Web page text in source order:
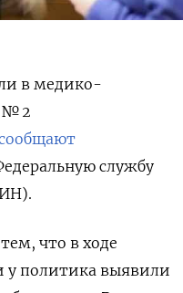
в медико-
№ 2
службу
что в ходе
у политика выявили